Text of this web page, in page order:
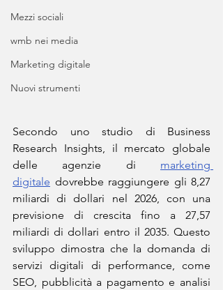
Mezzi sociali
wmb nei media
Marketing digitale
Nuovi strumenti
Secondo uno studio di Business
Research Insights, il mercato globale
delle agenzie di marketing
digitale dovrebbe raggiungere gli 8,27
miliardi di dollari nel 2026, con una
previsione di crescita fino a 27,57
miliardi di dollari entro il 2035. Questo
sviluppo dimostra che la domanda di
servizi digitali di performance, come
SEO, pubblicità a pagamento e analisi